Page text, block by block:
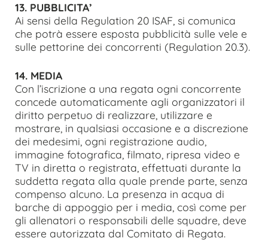
13. PUBBLICITA’
Ai sensi della Regulation 20 ISAF, si comunica
che potrà essere esposta pubblicità sulle vele e
sulle pettorine dei concorrenti (Regulation 20.3).
14. MEDIA
Con l’iscrizione a una regata ogni concorrente
concede automaticamente agli organizzatori il
diritto perpetuo di realizzare, utilizzare e
mostrare, in qualsiasi occasione e a discrezione
dei medesimi, ogni registrazione audio,
immagine fotografica, filmato, ripresa video e
TV in diretta o registrata, effettuati durante la
suddetta regata alla quale prende parte, senza
compenso alcuno. La presenza in acqua di
barche di appoggio per i media, così come per
gli allenatori o responsabili delle squadre, deve
essere autorizzata dal Comitato di Regata.